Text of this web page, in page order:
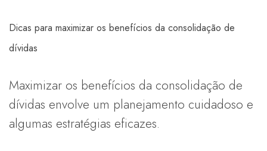
Dicas para maximizar os benefícios da consolidação de
dívidas
Maximizar os benefícios da consolidação de
dívidas envolve um planejamento cuidadoso e
algumas estratégias eficazes.